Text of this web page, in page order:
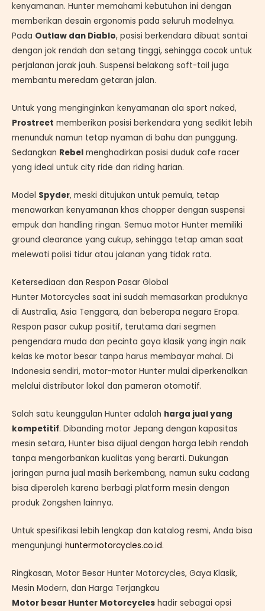
kenyamanan. Hunter memahami kebutuhan ini dengan
memberikan desain ergonomis pada seluruh modelnya.
Pada Outlaw dan Diablo, posisi berkendara dibuat santai
dengan jok rendah dan setang tinggi, sehingga cocok untuk
perjalanan jarak jauh. Suspensi belakang soft-tail juga
membantu meredam getaran jalan.
Untuk yang menginginkan kenyamanan ala sport naked,
Prostreet memberikan posisi berkendara yang sedikit lebih
menunduk namun tetap nyaman di bahu dan punggung.
Sedangkan Rebel menghadirkan posisi duduk cafe racer
yang ideal untuk city ride dan riding harian.
Model Spyder, meski ditujukan untuk pemula, tetap
menawarkan kenyamanan khas chopper dengan suspensi
empuk dan handling ringan. Semua motor Hunter memiliki
ground clearance yang cukup, sehingga tetap aman saat
melewati polisi tidur atau jalanan yang tidak rata.
Ketersediaan dan Respon Pasar Global
Hunter Motorcycles saat ini sudah memasarkan produknya
di Australia, Asia Tenggara, dan beberapa negara Eropa.
Respon pasar cukup positif, terutama dari segmen
pengendara muda dan pecinta gaya klasik yang ingin naik
kelas ke motor besar tanpa harus membayar mahal. Di
Indonesia sendiri, motor-motor Hunter mulai diperkenalkan
melalui distributor lokal dan pameran otomotif.
Salah satu keunggulan Hunter adalah harga jual yang
kompetitif. Dibanding motor Jepang dengan kapasitas
mesin setara, Hunter bisa dijual dengan harga lebih rendah
tanpa mengorbankan kualitas yang berarti. Dukungan
jaringan purna jual masih berkembang, namun suku cadang
bisa diperoleh karena berbagi platform mesin dengan
produk Zongshen lainnya.
Untuk spesifikasi lebih lengkap dan katalog resmi, Anda bisa
mengunjungi huntermotorcycles.co.id.
Ringkasan, Motor Besar Hunter Motorcycles, Gaya Klasik,
Mesin Modern, dan Harga Terjangkau
Motor besar Hunter Motorcycles hadir sebagai opsi